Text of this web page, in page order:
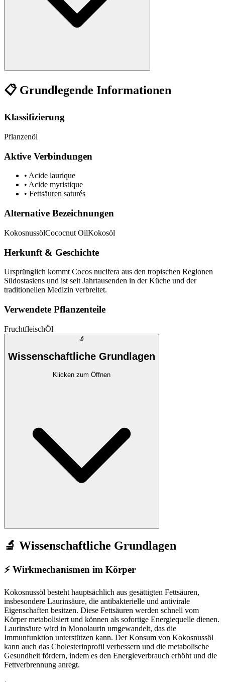
📋 Grundlegende Informationen
Klassifizierung
Pflanzenöl
Aktive Verbindungen
• Acide laurique
• Acide myristique
• Fettsäuren saturés
Alternative Bezeichnungen
KokosnussölCococnut OilKokosöl
Herkunft & Geschichte
Ursprünglich kommt Cocos nucifera aus den tropischen Regionen
Südostasiens und ist seit Jahrtausenden in der Küche und der
traditionellen Medizin verbreitet.
Verwendete Pflanzenteile
FruchtfleischÖl
🔬
Wissenschaftliche Grundlagen
Klicken zum Öffnen
🔬 Wissenschaftliche Grundlagen
⚡ Wirkmechanismen im Körper
Kokosnussöl besteht hauptsächlich aus gesättigten Fettsäuren,
insbesondere Laurinsäure, die antibakterielle und antivirale
Eigenschaften besitzen. Diese Fettsäuren werden schnell vom
Körper metabolisiert und können als sofortige Energiequelle dienen.
Laurinsäure wird in Monolaurin umgewandelt, das die
Immunfunktion unterstützen kann. Der Konsum von Kokosnussöl
kann auch das Cholesterinprofil verbessern und die metabolische
Gesundheit fördern, indem es den Energieverbrauch erhöht und die
Fettverbrennung anregt.